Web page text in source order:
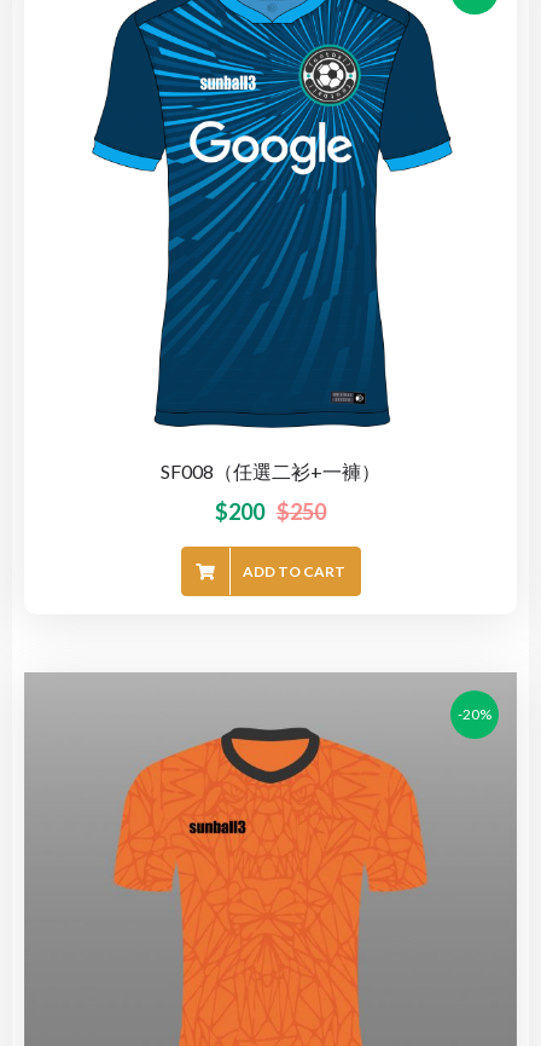
SF008（任選二衫+一褲）
$250
$200
ADD TO CART
-20%